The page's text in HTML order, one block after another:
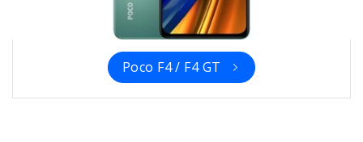
Poco F4 / F4 GT